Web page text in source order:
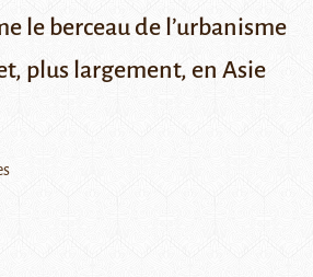
le berceau de l’urbanisme
plus largement, en Asie